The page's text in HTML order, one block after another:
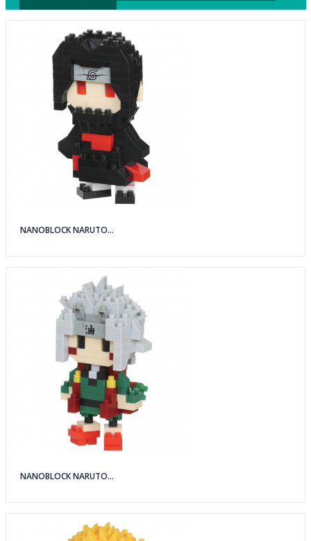
NANOBLOCK NARUTO...
NANOBLOCK NARUTO...